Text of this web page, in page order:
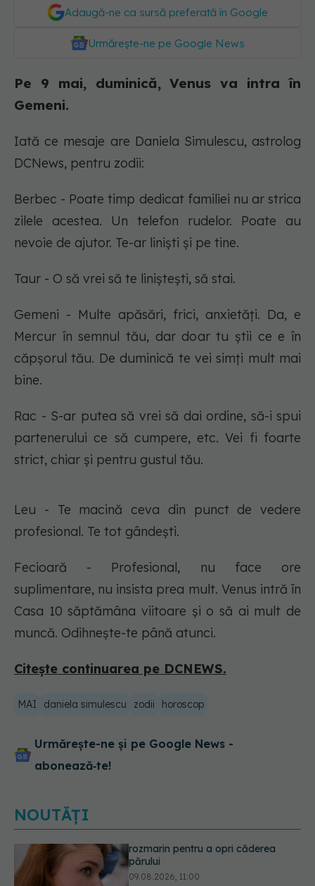
Adaugă-ne ca sursă preferată în Google
Urmărește-ne pe Google News
Pe 9 mai, duminică, Venus va intra în
Gemeni.
Iată ce mesaje are Daniela Simulescu, astrolog
DCNews, pentru zodii:
Berbec - Poate timp dedicat familiei nu ar strica
zilele acestea. Un telefon rudelor. Poate au
nevoie de ajutor. Te-ar liniști și pe tine.
Taur - O să vrei să te liniștești, să stai.
Gemeni - Multe apăsări, frici, anxietăți. Da, e
Mercur în semnul tău, dar doar tu știi ce e în
căpșorul tău. De duminică te vei simți mult mai
bine.
Rac - S-ar putea să vrei să dai ordine, să-i spui
partenerului ce să cumpere, etc. Vei fi foarte
strict, chiar și pentru gustul tău.
Leu - Te macină ceva din punct de vedere
profesional. Te tot gândești.
Fecioară - Profesional, nu face ore
suplimentare, nu insista prea mult. Venus intră în
Casa 10 săptămâna viitoare și o să ai mult de
muncă. Odihnește-te până atunci.
Citește continuarea pe DCNEWS.
MAI daniela simulescu zodii horoscop
Urmărește-ne și pe Google News -
abonează‑te!
NOUTĂȚI
Secretul ciocolatei perfecte a fost
descoperit. Nu se află în rețetă